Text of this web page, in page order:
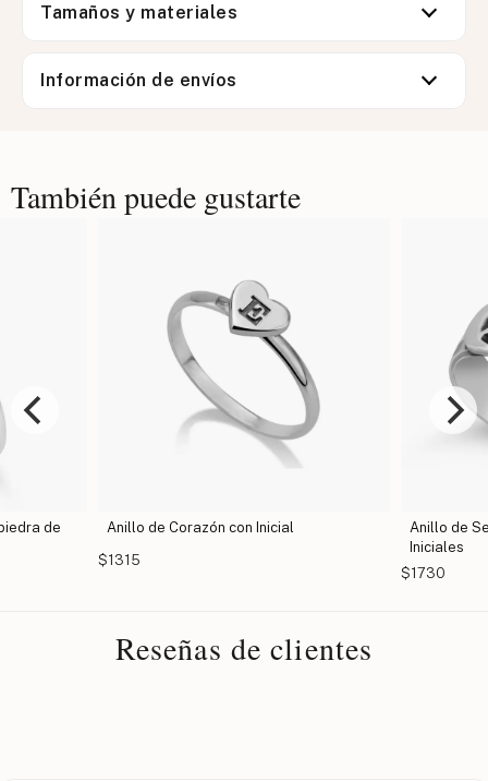
Tamaños y materiales
Información de envíos
También puede gustarte
de
Anillo de Corazón con Inicial
$1315
Anillo de
Iniciales
$1730
Reseñas de clientes